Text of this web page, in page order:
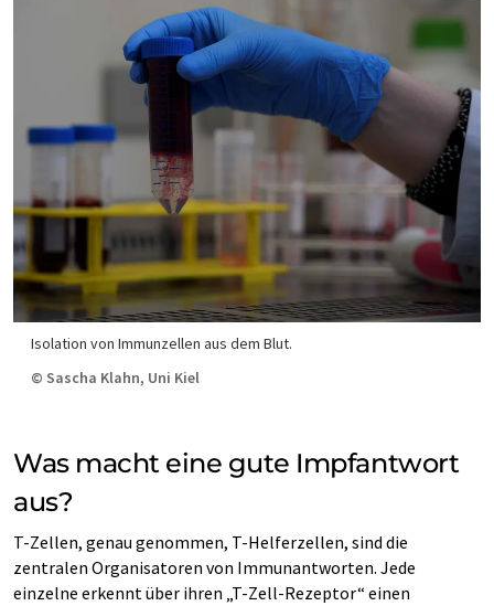
Isolation von Immunzellen aus dem Blut.
© Sascha Klahn, Uni Kiel
Was macht eine gute Impfantwort
aus?
T-Zellen, genau genommen, T-Helferzellen, sind die
zentralen Organisatoren von Immunantworten. Jede
einzelne erkennt über ihren „T-Zell-Rezeptor“ einen